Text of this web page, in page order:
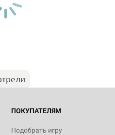
ПОКУПАТЕЛЯМ
Подобрать игру